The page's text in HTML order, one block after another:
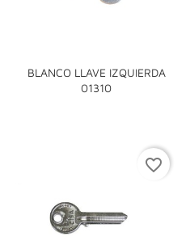
BLANCO LLAVE IZQUIERDA
01310
favorite_border